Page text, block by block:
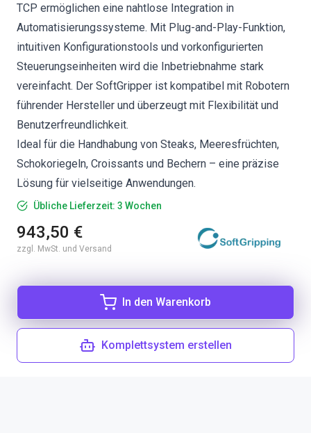
TCP ermöglichen eine nahtlose Integration in
Automatisierungssysteme. Mit Plug-and-Play-Funktion,
intuitiven Konfigurationstools und vorkonfigurierten
Steuerungseinheiten wird die Inbetriebnahme stark
vereinfacht. Der SoftGripper ist kompatibel mit Robotern
führender Hersteller und überzeugt mit Flexibilität und
Benutzerfreundlichkeit.
Ideal für die Handhabung von Steaks, Meeresfrüchten,
Schokoriegeln, Croissants und Bechern – eine präzise
Lösung für vielseitige Anwendungen.
Übliche Lieferzeit: 3 Wochen
943,50 €
zzgl. MwSt. und Versand
In den Warenkorb
Komplettsystem erstellen